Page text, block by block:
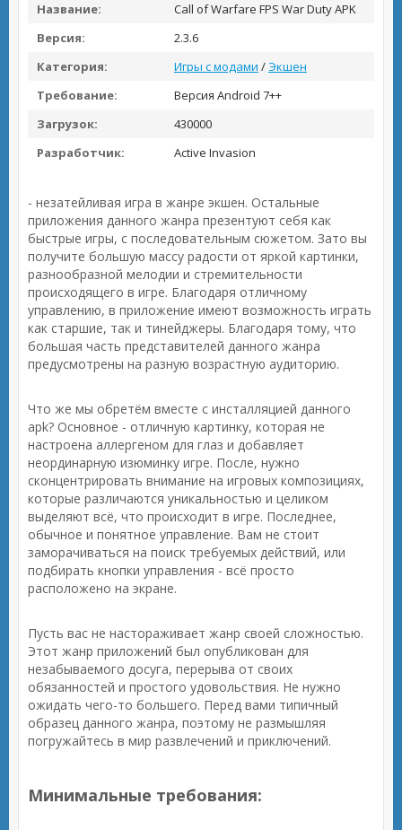
Название:
Call of Warfare FPS War Duty APK
Версия:
2.3.6
Категория:
Игры с модами / Экшен
Требование:
Версия Android 7++
Загрузок:
430000
Разработчик:
Active Invasion
- незатейливая игра в жанре экшен. Остальные
приложения данного жанра презентуют себя как
быстрые игры, с последовательным сюжетом. Зато вы
получите большую массу радости от яркой картинки,
разнообразной мелодии и стремительности
происходящего в игре. Благодаря отличному
управлению, в приложение имеют возможность играть
как старшие, так и тинейджеры. Благодаря тому, что
большая часть представителей данного жанра
предусмотрены на разную возрастную аудиторию.
Что же мы обретём вместе с инсталляцией данного
apk? Основное - отличную картинку, которая не
настроена аллергеном для глаз и добавляет
неординарную изюминку игре. После, нужно
сконцентрировать внимание на игровых композициях,
которые различаются уникальностью и целиком
выделяют всё, что происходит в игре. Последнее,
обычное и понятное управление. Вам не стоит
заморачиваться на поиск требуемых действий, или
подбирать кнопки управления - всё просто
расположено на экране.
Пусть вас не настораживает жанр своей сложностью.
Этот жанр приложений был опубликован для
незабываемого досуга, перерыва от своих
обязанностей и простого удовольствия. Не нужно
ожидать чего-то большего. Перед вами типичный
образец данного жанра, поэтому не размышляя
погружайтесь в мир развлечений и приключений.
Минимальные требования: